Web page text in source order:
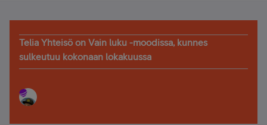
Telia Yhteisö on Vain luku -moodissa, kunnes
sulkeutuu kokonaan lokakuussa